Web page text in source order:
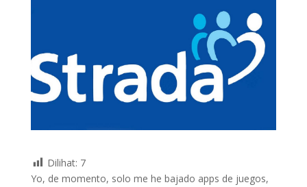
Dilihat: 7
Yo, de momento, solo me he bajado apps de juegos,